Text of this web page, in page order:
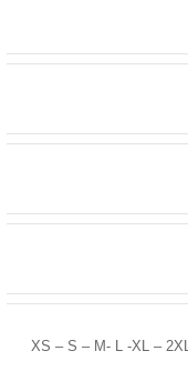
XS – S – M- L -XL – 2XL